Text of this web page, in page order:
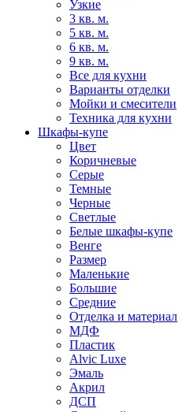
Узкие
3 кв. м.
5 кв. м.
6 кв. м.
9 кв. м.
Все для кухни
Варианты отделки
Мойки и смесители
Техника для кухни
Шкафы-купе
Цвет
Коричневые
Серые
Темные
Черные
Светлые
Белые шкафы-купе
Венге
Размер
Маленькие
Большие
Средние
Отделка и материал
МДФ
Пластик
Alvic Luxe
Эмаль
Акрил
ДСП